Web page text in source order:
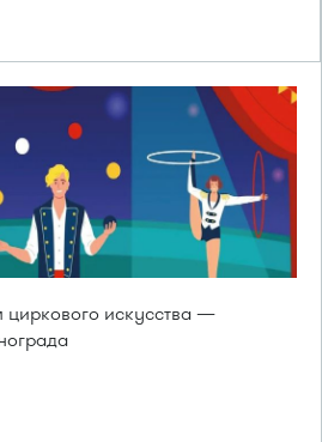
циркового искусства —